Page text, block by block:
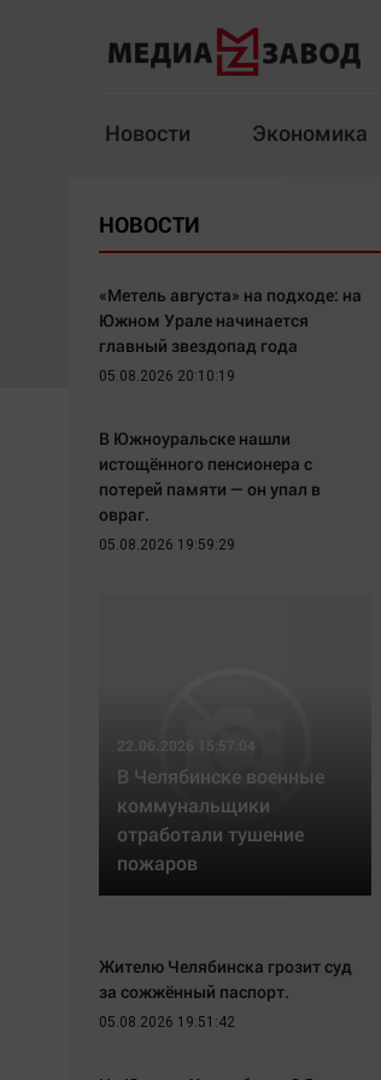
Новости Экономика
Здоровье
Архив
Наша победа
Общество
Политика
Экономика
НОВОСТИ
«Метель августа» на подходе: на
Южном Урале начинается
главный звездопад года
05.08.2026 20:10:19
В Южноуральске нашли
истощённого пенсионера с
потерей памяти — он упал в
овраг.
05.08.2026 19:59:29
22.06.2026 15:57:04
В Челябинске военные
коммунальщики
отработали тушение
пожаров
Жителю Челябинска грозит суд
за сожжённый паспорт.
05.08.2026 19:51:42